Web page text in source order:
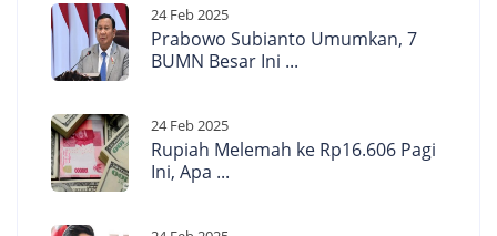
24 Feb 2025
Prabowo Subianto Umumkan, 7
BUMN Besar Ini ...
24 Feb 2025
Rupiah Melemah ke Rp16.606 Pagi
Ini, Apa ...